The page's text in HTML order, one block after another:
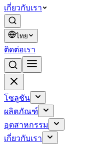
เกี่ยวกับเรา
ไทย
ติดต่อเรา
โซลูชัน
ผลิตภัณฑ์
อุตสาหกรรม
เกี่ยวกับเรา